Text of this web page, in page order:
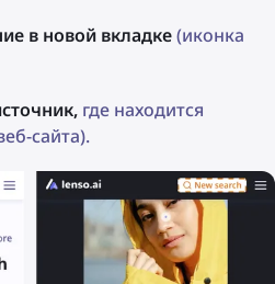
в новой вкладке(иконка
где находится
сайта).